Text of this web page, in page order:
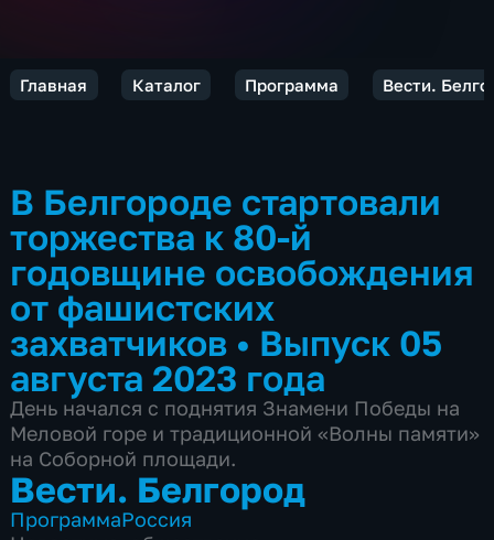
Главная Каталог Программа Вести.
В Белгороде стартовали
торжества к 80-й
годовщине освобождения
от фашистских
захватчиков • Выпуск 05
августа 2023 года
День начался с поднятия Знамени Победы на
Меловой горе и традиционной «Волны памяти»
на Соборной площади.
Вести. Белгород
ПрограммаРоссия